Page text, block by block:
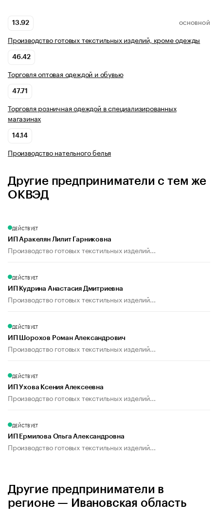
13.92 ОСНОВНОЙ
Производство готовых текстильных изделий, кроме одежды
46.42
Торговля оптовая одеждой и обувью
47.71
Торговля розничная одеждой в специализированных
магазинах
14.14
Производство нательного белья
Другие предприниматели с тем же
ОКВЭД
ДЕЙСТВУЕТ
ИП Аракелян Лилит Гарниковна
Производство готовых текстильных изделий...
ДЕЙСТВУЕТ
ИП Кудрина Анастасия Дмитриевна
Производство готовых текстильных изделий...
ДЕЙСТВУЕТ
ИП Шорохов Роман Александрович
Производство готовых текстильных изделий...
ДЕЙСТВУЕТ
ИП Ухова Ксения Алексеевна
Производство готовых текстильных изделий...
ДЕЙСТВУЕТ
ИП Ермилова Ольга Александровна
Производство готовых текстильных изделий...
Другие предприниматели в
регионе — Ивановская область